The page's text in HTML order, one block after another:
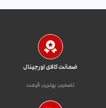
ضمانت کالای اورجینال
تضمین بهترین قیمت